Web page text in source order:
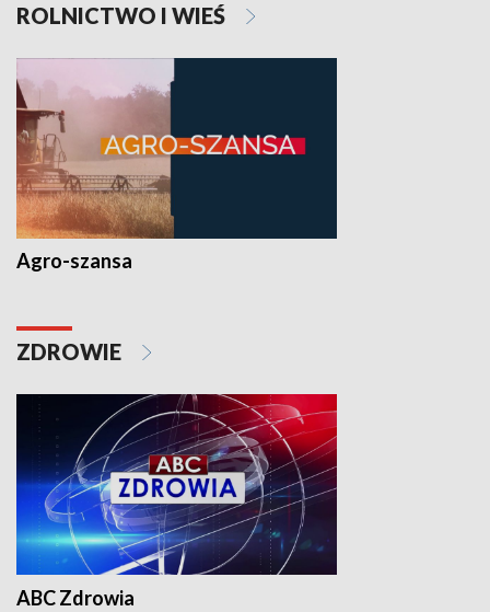
ROLNICTWO I WIEŚ
Agro-szansa
ZDROWIE
ABC Zdrowia